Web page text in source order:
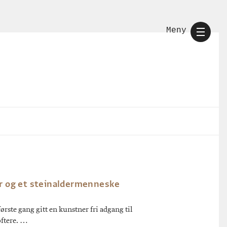
Meny
og et steinaldermenneske
gang gitt en kunstner fri adgang til
…